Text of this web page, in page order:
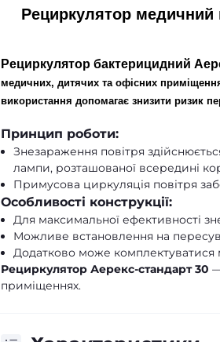
Рециркулятор медичний
Рециркулятор бактерицидний
медичних, дитячих та офісних
використання допомагає знизити ризик
Принцип роботи:
Знезараження повітря
лампи, розташованої всередині
Примусова циркуляція повітря
Особливості конструкції:
Для максимальної ефективності
Можливе встановлення на
Додатково може
Рециркулятор Аерекс-стандарт 30
приміщеннях.